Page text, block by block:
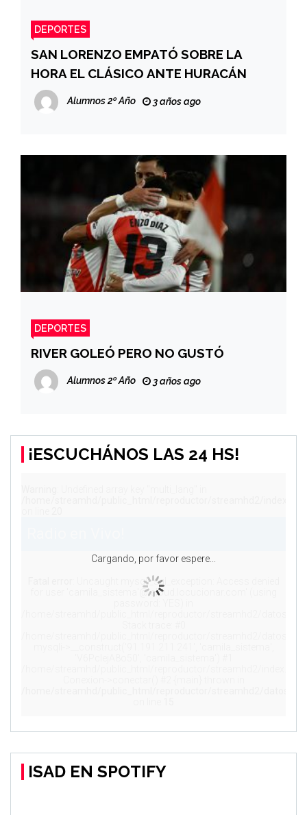
DEPORTES
SAN LORENZO EMPATÓ SOBRE LA
HORA EL CLÁSICO ANTE HURACÁN
Alumnos 2º Año 3 años ago
DEPORTES
RIVER GOLEÓ PERO NO GUSTÓ
Alumnos 2º Año 3 años ago
¡ESCUCHÁNOS LAS 24 HS!
ISAD EN SPOTIFY